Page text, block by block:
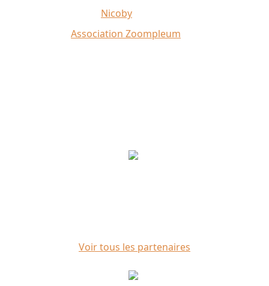
Nicoby
Association Zoompleum
Voir tous les partenaires